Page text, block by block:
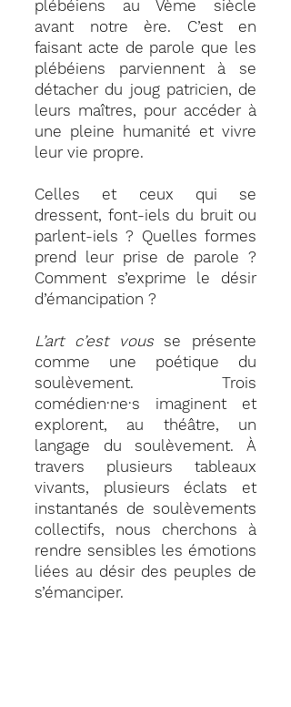
plébéiens au Vème siècle
avant notre ère. C’est en
faisant acte de parole que les
plébéiens parviennent à se
détacher du joug patricien, de
leurs maîtres, pour accéder à
une pleine humanité et vivre
leur vie propre.
Celles et ceux qui se
dressent, font-iels du bruit ou
parlent-iels ? Quelles formes
prend leur prise de parole ?
Comment s’exprime le désir
d’émancipation ?
L’art c’est vousse présente
comme une poétique du
soulèvement. Trois
comédien·ne·s imaginent et
explorent, au théâtre, un
langage du soulèvement. À
travers plusieurs tableaux
vivants, plusieurs éclats et
instantanés de soulèvements
collectifs, nous cherchons à
rendre sensibles les émotions
liées au désir des peuples de
s’émanciper.